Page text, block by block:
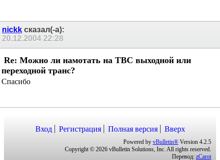
nickk сказал(-а):
20.12.2004 22:28
Re: Можно ли намотать на ТВС выходной или
переходной транс?
Спасибо
Вход Регистрация Полная версия Вверх
Powered by vBulletin® Version 4.2.5
Copyright © 2026 vBulletin Solutions, Inc. All rights reserved.
Перевод: zCarot